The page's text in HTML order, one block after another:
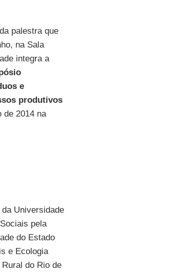
palestra que
na Sala
integra a
e
produtivos
de 2014 na
Universidade
pela
do Estado
e Ecologia
do Rio de